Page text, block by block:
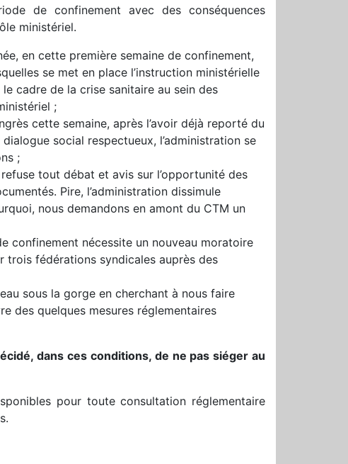
de confinement avec des conséquences
ministériel.
en cette première semaine de confinement,
se met en place l’instruction ministérielle
cadre de la crise sanitaire au sein des
;
cette semaine, après l’avoir déjà reporté du
social respectueux, l’administration se
;
tout débat et avis sur l’opportunité des
Pire, l’administration dissimule
nous demandons en amont du CTM un
confinement nécessite un nouveau moratoire
trois fédérations syndicales auprès des
sous la gorge en cherchant à nous faire
des quelques mesures réglementaires
dans ces conditions, de ne pas siéger au
pour toute consultation réglementaire